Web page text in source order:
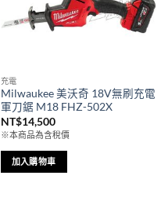
充電
Milwaukee 美沃奇 18V無刷充電
軍刀鋸 M18 FHZ-502X
NT$14,500
※本商品為含稅價
加入購物車